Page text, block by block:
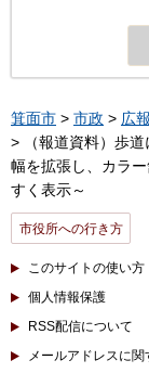
箕面市 > 市政 > 広
> （報道資料）歩
幅を拡張し、カラ
すく表示～
市役所への行き方
このサイトの使い方
個人情報保護
RSS配信について
メールアドレスに